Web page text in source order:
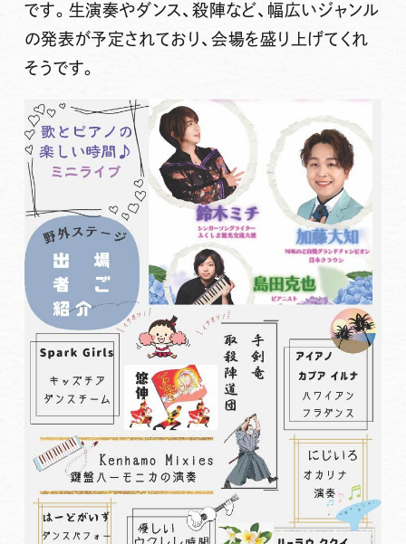
です。生演奏やダンス、殺陣など、幅広いジャンル
の発表が予定されており、会場を盛り上げてくれ
そうです。